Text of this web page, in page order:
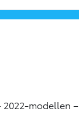
2022-modellen –